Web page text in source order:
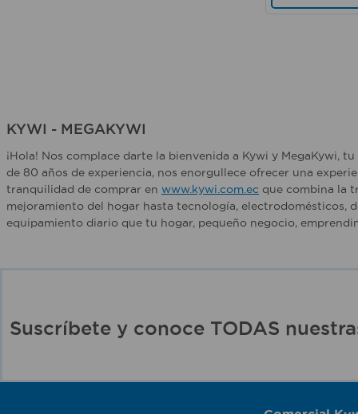
KYWI - MEGAKYWI
¡Hola! Nos complace darte la bienvenida a Kywi y
de 80 años de experiencia, nos enorgullece ofrecer una
tranquilidad de comprar en www.kywi.com.ec que combina la
mejoramiento del hogar hasta tecnología, electrodomésticos,
equipamiento diario que tu hogar, pequeño negocio,
Suscríbete y conoce TODAS